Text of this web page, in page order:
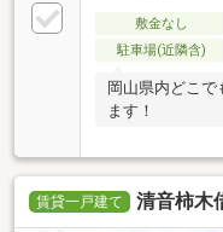
敷金なし
駐車場(近隣含)
岡山県内どこで
ます！
賃貸一戸建て 清音柿木